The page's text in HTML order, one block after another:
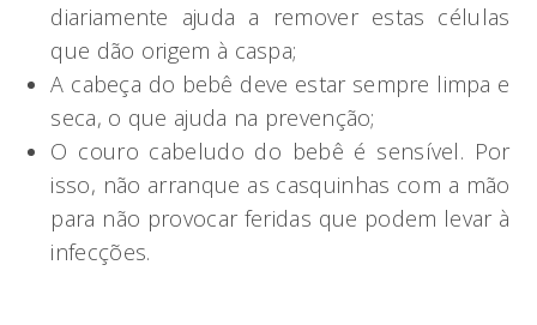
diariamente ajuda a remover estas células
que dão origem à caspa;
A cabeça do bebê deve estar sempre limpa e
seca, o que ajuda na prevenção;
O couro cabeludo do bebê é sensível. Por
isso, não arranque as casquinhas com a mão
para não provocar feridas que podem levar à
infecções.